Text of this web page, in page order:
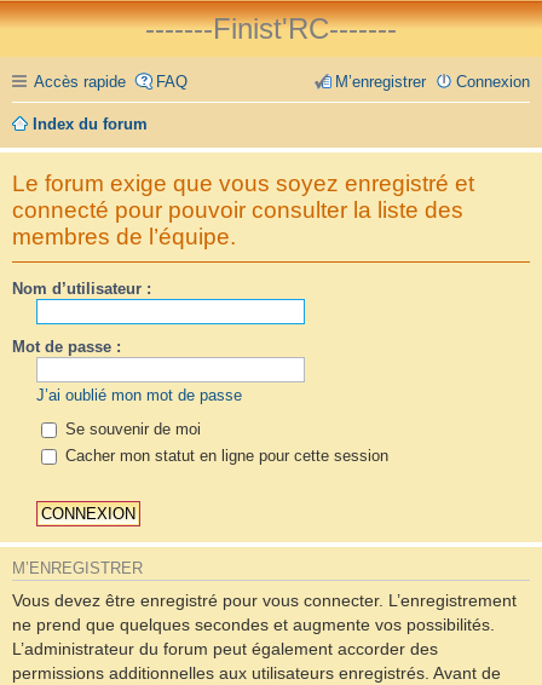
-------Finist'RC-------
Accès rapide FAQ Connexion
M’enregistrer
Index du forum
Le forum exige que vous soyez enregistré et
connecté pour pouvoir consulter la liste des
membres de l’équipe.
Nom d’utilisateur :
Mot de passe :
J’ai oublié mon mot de passe
Se souvenir de moi
Cacher mon statut en ligne pour cette session
M’ENREGISTRER
Vous devez être enregistré pour vous connecter. L’enregistrement
ne prend que quelques secondes et augmente vos possibilités.
L’administrateur du forum peut également accorder des
permissions additionnelles aux utilisateurs enregistrés. Avant de